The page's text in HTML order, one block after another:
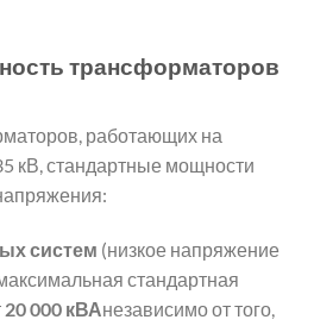
трансформаторов
работающих на
кВ, стандартные мощности
систем (низкое напряжение
стандартная
20 000 кВАнезависимо от того,